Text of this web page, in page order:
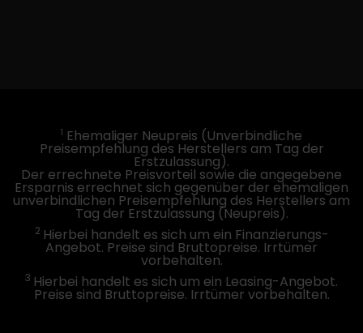
1 Ehemaliger Neupreis (Unverbindliche
Preisempfehlung des Herstellers am Tag der
Erstzulassung).
Der errechnete Preisvorteil sowie die angegebene
Ersparnis errechnet sich gegenüber der ehemaligen
unverbindlichen Preisempfehlung des Herstellers am
Tag der Erstzulassung (Neupreis).
2 Hierbei handelt es sich um ein Finanzierungs-
Angebot. Preise sind Bruttopreise. Irrtümer
vorbehalten.
3 Hierbei handelt es sich um ein Leasing-Angebot.
Preise sind Bruttopreise. Irrtümer vorbehalten.